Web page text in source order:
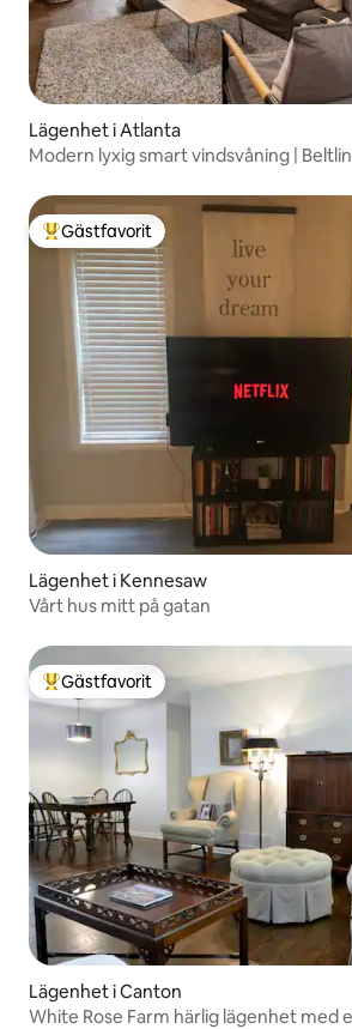
Lägenhet i Atlanta
Modern lyxig smart vindsvåning |
Populär gästfavorit
Gästfavorit
Lägenhet i Kennesaw
Vårt hus mitt på gatan
Populär gästfavorit
Gästfavorit
Lägenhet i Canton
White Rose Farm härlig lägenhet med